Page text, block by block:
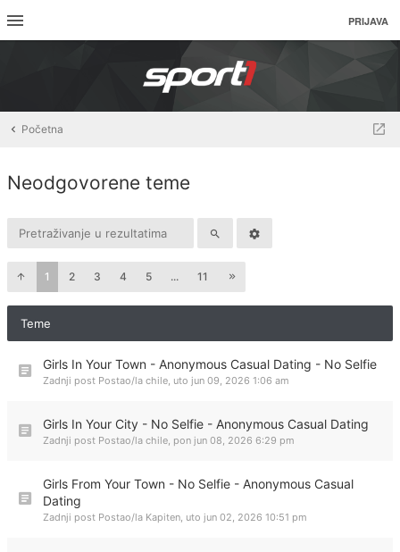
PRIJAVA
Početna
Neodgovorene teme
1 2 3 4 5 ... 11
Teme
Girls In Your Town - Anonymous Casual Dating - No Selfie
Zadnji post Postao/la chile, uto jun 09, 2026 1:06 am
Girls In Your City - No Selfie - Anonymous Casual Dating
Zadnji post Postao/la chile, pon jun 08, 2026 6:29 pm
Girls From Your Town - No Selfie - Anonymous Casual
Dating
Zadnji post Postao/la Kapiten, uto jun 02, 2026 10:51 pm